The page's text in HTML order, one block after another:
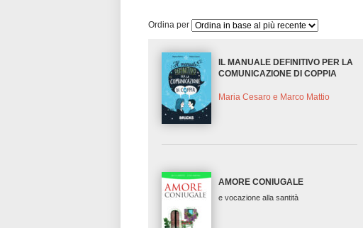
Ordina per
IL MANUALE DEFINITIVO PER LA
COMUNICAZIONE DI COPPIA
Maria Cesaro e Marco Mattio
AMORE CONIUGALE
e vocazione alla santità